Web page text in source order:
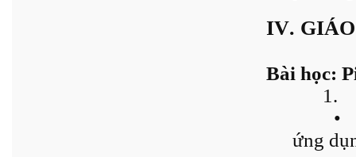
IV.
Bài học:
1.
•
ứng